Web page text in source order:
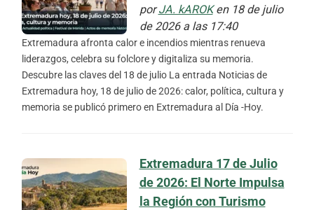
porJA. kAROKen 18 de julio
de 2026 a las 17:40
Extremadura afronta calor e incendios mientras renueva
liderazgos, celebra su folclore y digitaliza su memoria.
Descubre las claves del 18 de julio La entrada Noticias de
Extremadura hoy, 18 de julio de 2026: calor, política, cultura y
memoria se publicó primero en Extremadura al Día -Hoy.
Extremadura 17 de Julio
de 2026: El Norte Impulsa
la Región con Turismo